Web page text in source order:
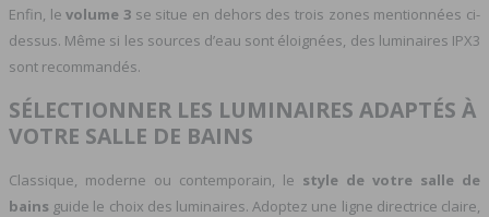
Enfin, levolume 3 se situe en dehors des trois zones mentionnées ci-
dessus. Même si les sources d’eau sont éloignées, des luminaires IPX3
sont recommandés.
SÉLECTIONNER LES LUMINAIRES ADAPTÉS À
VOTRE SALLE DE BAINS
Classique, moderne ou contemporain, le style de votre salle de
bains guide le choix des luminaires. Adoptez une ligne directrice claire,